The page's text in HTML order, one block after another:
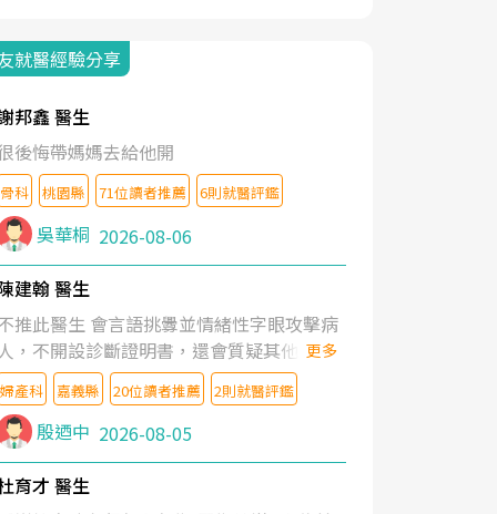
就醫經驗分享
邦鑫 醫生
後悔帶媽媽去給他開
骨科 桃園縣 71位讀者推薦 6則就醫評鑑
吳華桐 2026-08-06
建翰 醫生
推此醫生 會言語挑釁並情緒性字眼攻擊病
，不開設診斷證明書，還會質疑其他醫生
判斷！
更多
婦產科 嘉義縣 20位讀者推薦 2則就醫評鑑
殷迺中 2026-08-05
育才 醫生